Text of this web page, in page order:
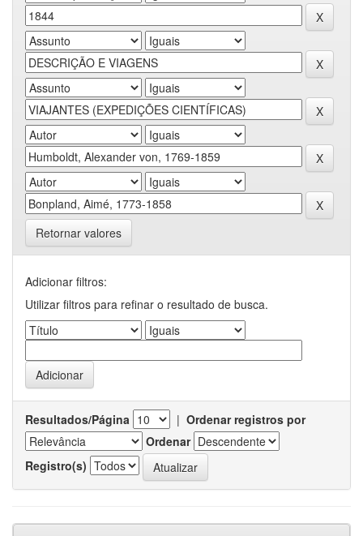
Retornar valores
Adicionar filtros:
Utilizar filtros para refinar o resultado de busca.
Resultados/Página | Ordenar registros por
Ordenar
Registro(s)